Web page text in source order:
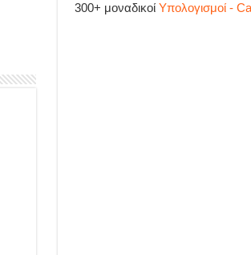
300+ μοναδικοί Υπολογισμοί -